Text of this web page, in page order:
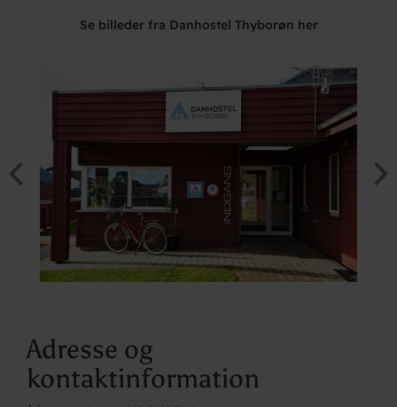
Se billeder fra Danhostel Thyborøn her
Adresse og
kontaktinformation